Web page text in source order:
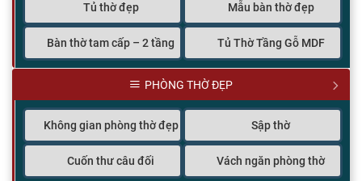
Tủ thờ đẹp Mẫu bàn thờ đẹp
Bàn thờ tam cấp – 2 tầng Tủ Thờ Tầng Gỗ MDF
PHÒNG THỜ ĐẸP
Không gian phòng thờ đẹp Sập thờ
Cuốn thư câu đối Vách ngăn phòng thờ